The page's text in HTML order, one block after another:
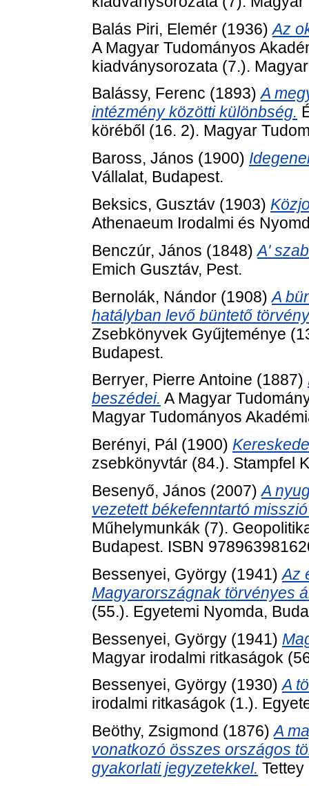
Balás Piri, Elemér (1936)Az
A Magyar Tudományos
kiadványsorozata (7.).
Balássy, Ferenc (1893)A
intézmény közötti különbség.
köréből (16. 2). Magyar
Baross, János (1900)
Vállalat, Budapest.
Beksics, Gusztáv (1903)
Athenaeum Irodalmi és
Benczúr, János (1848)A'
Emich Gusztáv, Pest.
Bernolák, Nándor (1908)A
hatályban levő büntető
Zsebkönyvek Gyűjteménye
Budapest.
Berryer, Pierre Antoine (1887)
beszédei. A Magyar
Magyar Tudományos
Berényi, Pál (1900)
zsebkönyvtár (84.). Stampfel
Besenyő, János (2007)A
vezetett békefenntartó
Műhelymunkák (7).
Budapest. ISBN
Bessenyei, György (1941)Az
Magyarországnak törvényes
(55.). Egyetemi Nyomda,
Bessenyei, György (1941)
Magyar irodalmi ritkaságok
Bessenyei, György (1930)A
irodalmi ritkaságok (1.).
Beöthy, Zsigmond (1876)A
vonatkozó összes országos
gyakorlati jegyzetekkel.